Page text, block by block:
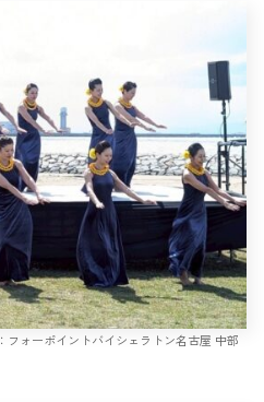
フォーポイントバイシェラトン名古屋 中部